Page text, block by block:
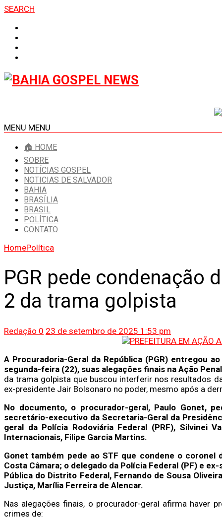
SEARCH
MENU MENU
🏠 HOME
SOBRE
NOTÍCIAS GOSPEL
NOTICIAS DE SALVADOR
BAHIA
BRASÍLIA
BRASIL
POLÍTICA
CONTATO
HomePolítica
PGR pede condenação
2 da trama golpista
Redação 0 23 de setembro de 2025 1:53 pm
A Procuradoria-Geral da República (PGR) entregou
segunda-feira (22), suas alegações finais na Ação
da trama golpista que buscou interferir nos resultados
ex-presidente Jair Bolsonaro no poder, mesmo após a
No documento, o procurador-geral, Paulo Gonet,
secretário-executivo da Secretaria-Geral da
geral da Polícia Rodoviária Federal (PRF), Silvinei
Internacionais, Filipe Garcia Martins.
Gonet também pede ao STF que condene o coronel
Costa Câmara; o delegado da Polícia Federal (PF) e
Pública do Distrito Federal, Fernando de Sousa
Justiça, Marília Ferreira de Alencar.
Nas alegações finais, o procurador-geral afirma haver
crimes de: